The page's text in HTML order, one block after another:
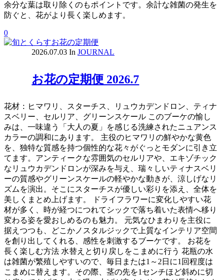
余分な葉は取り除くのもポイントです。余計な雑菌の発生を
防ぐと、花がより長く楽しめます。
0
2026.07.03 In JOURNAL
お花の定期便 2026.7
花材：ヒマワリ、スターチス、リュウカデンドロン、ティナ
スベリー、セルリア、グリーンスケール このブーケの愉し
みは、一味違う「大人の夏」を感じる洗練されたニュアンス
カラーの調和にあります。 主役のヒマワリの鮮やかな黄色
を、独特な質感を持つ個性的な花々がぐっとモダンに引き立
てます。アンティークな雰囲気のセルリアや、エキゾチック
なリュウカデンドロンが深みを与え、瑞々しいティナスベリ
ーの質感やグリーンスケールの軽やかな動きが、涼しげなリ
ズムを演出。そこにスターチスが優しい彩りを添え、全体を
美しくまとめ上げます。 ドライフラワーに変化しやすい花
材が多く、時が経つにつれてシックで落ち着いた表情へ移り
変わる姿を愛おしめるのも魅力。 元気なひまわりを主役に
据えつつも、どこかノスタルジックで上質なインテリア空間
を創り出してくれる、感性を刺激するブーケです。 お花を
長く楽しむ方法 水替えと切り戻しをこまめに行う 花瓶の水
は雑菌が繁殖しやすいので、毎日または1～2日に1回程度は
こまめに替えます。その際、茎の先を1センチほど斜めに切